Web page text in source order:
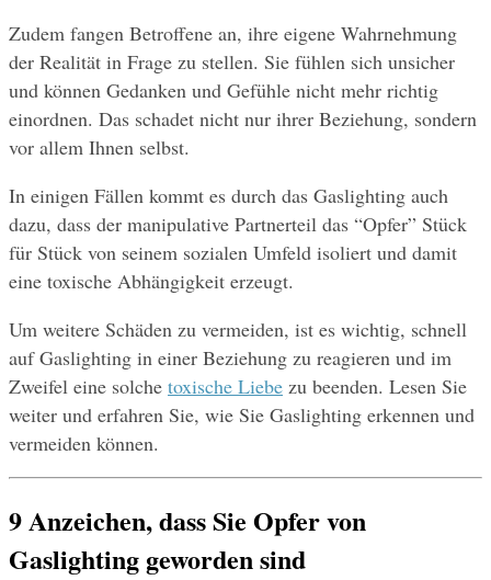
Zudem fangen Betroffene an, ihre eigene Wahrnehmung
der Realität in Frage zu stellen. Sie fühlen sich unsicher
und können Gedanken und Gefühle nicht mehr richtig
einordnen. Das schadet nicht nur ihrer Beziehung, sondern
vor allem Ihnen selbst.
In einigen Fällen kommt es durch das Gaslighting auch
dazu, dass der manipulative Partnerteil das “Opfer” Stück
für Stück von seinem sozialen Umfeld isoliert und damit
eine toxische Abhängigkeit erzeugt.
Um weitere Schäden zu vermeiden, ist es wichtig, schnell
auf Gaslighting in einer Beziehung zu reagieren und im
Zweifel eine solche toxische Liebe zu beenden. Lesen Sie
weiter und erfahren Sie, wie Sie Gaslighting erkennen und
vermeiden können.
9 Anzeichen, dass Sie Opfer von
Gaslighting geworden sind